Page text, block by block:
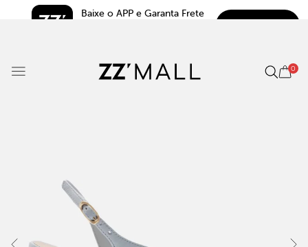
Baixe o APP e Garanta Frete
0